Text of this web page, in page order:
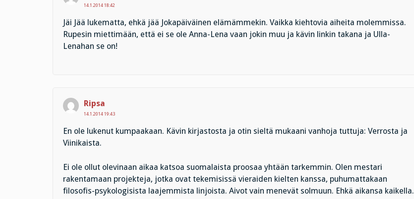
14.1.2014 18:42
Jäi Jää lukematta, ehkä jää Jokapäiväinen elämämmekin. Vaikka kiehtovia aiheita molemmissa.
Rupesin miettimään, että ei se ole Anna-Lena vaan jokin muu ja kävin linkin takana ja Ulla-
Lenahan se on!
Ripsa
14.1.2014 19:43
En ole lukenut kumpaakaan. Kävin kirjastosta ja otin sieltä mukaani vanhoja tuttuja: Verrosta ja
Viinikaista.
Ei ole ollut olevinaan aikaa katsoa suomalaista proosaa yhtään tarkemmin. Olen mestari
rakentamaan projekteja, jotka ovat tekemisissä vieraiden kielten kanssa, puhumattakaan
filosofis-psykologisista laajemmista linjoista. Aivot vain menevät solmuun. Ehkä aikansa kaikella.